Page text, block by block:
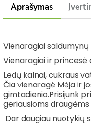
Aprašymas
Vienaragiai
Vienaragiai ir princesė
Ledų kalnai, cukraus
Čia vienaragė Mėja ir
gimtadienio.Prisijunk
geriausioms
Dar daugiau nuotykių